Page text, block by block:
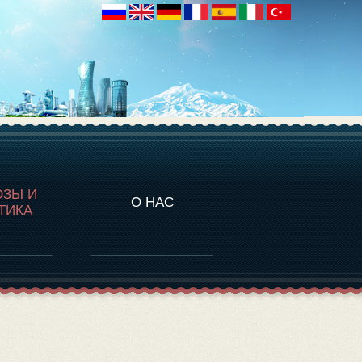
И
О НАС